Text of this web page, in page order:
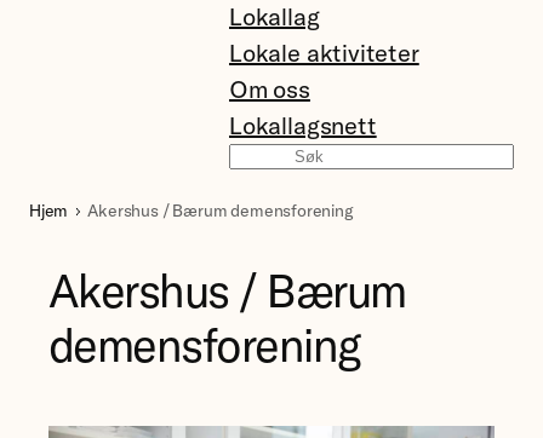
Lokallag
Lokale aktiviteter
Om oss
Lokallagsnett
Hjem Akershus / Bærum demensforening
Akershus / Bærum
demensforening